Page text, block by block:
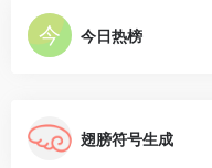
今日热榜
翅膀符号生成